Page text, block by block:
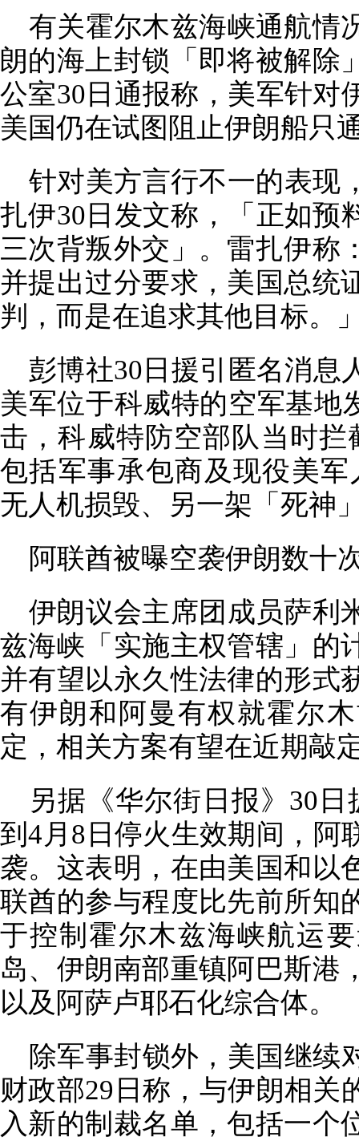
有关霍尔木兹海峡通航情
朗的海上封锁「即将被解除
公室30日通报称，美军针对
美国仍在试图阻止伊朗船只
针对美方言行不一的表现
扎伊30日发文称，「正如预
三次背叛外交」。雷扎伊称
并提出过分要求，美国总统
判，而是在追求其他目标。
彭博社30日援引匿名消息
美军位于科威特的空军基地
击，科威特防空部队当时
包括军事承包商及现役美
无人机损毁、另一架「死神
阿联酋被曝空袭伊朗数十
伊朗议会主席团成员萨利
兹海峡「实施主权管辖」的
并有望以永久性法律的形式
有伊朗和阿曼有权就霍尔
定，相关方案有望在近期敲
另据《华尔街日报》30
到4月8日停火生效期间，阿
袭。这表明，在由美国和以
联酋的参与程度比先前所知
于控制霍尔木兹海峡航运
岛、伊朗南部重镇阿巴斯港
以及阿萨卢耶石化综合体。
除军事封锁外，美国继续
财政部29日称，与伊朗相关
入新的制裁名单，包括一个